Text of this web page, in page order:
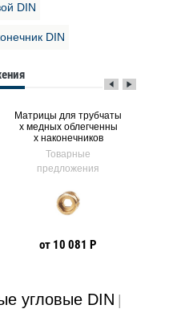
DIN
DIN
Матрицы для трубчаты
х медных облегченны
х наконечников
Товарные
предложения
от 10 081 Р
угловые DIN